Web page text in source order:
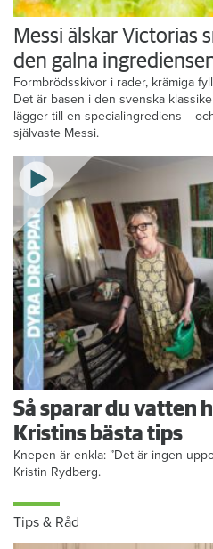
Messi älskar Victorias
den galna
Formbrödsskivor i rader, krämiga
Det är basen i den svenska
lägger till en specialingrediens –
självaste Messi.
Så sparar du vatten
Kristins bästa tips
Knepen är enkla: ”Det är ingen
Kristin Rydberg.
Tips & Råd